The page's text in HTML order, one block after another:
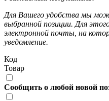
Для Вашего удобства мы
выбранной позиции. Для
электронной почты, на
уведомление.
Код
Товар
Сообщить о любой новой